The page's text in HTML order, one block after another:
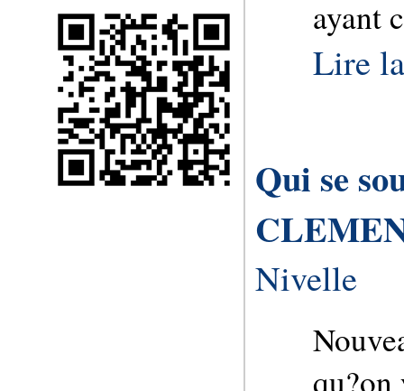
ayant
Lire
Qui se
Nivelle
qu?on